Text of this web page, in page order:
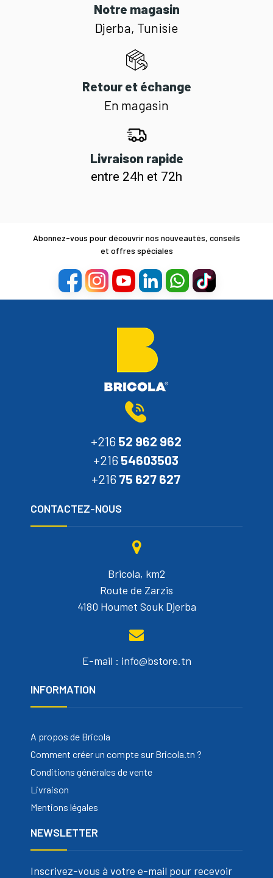
Notre magasin
Djerba, Tunisie
Retour et échange
En magasin
Livraison rapide
entre 24h et 72h
Abonnez-vous pour découvrir nos nouveautés, conseils
et offres spéciales
+216 52 962 962
+216 54603503
+216 75 627 627
CONTACTEZ-NOUS
Bricola, km2
Route de Zarzis
4180 Houmet Souk Djerba
E-mail : info@bstore.tn
INFORMATION
A propos de Bricola
Comment créer un compte sur Bricola.tn ?
Conditions générales de vente
Livraison
Mentions légales
NEWSLETTER
Inscrivez-vous à votre e-mail pour recevoir